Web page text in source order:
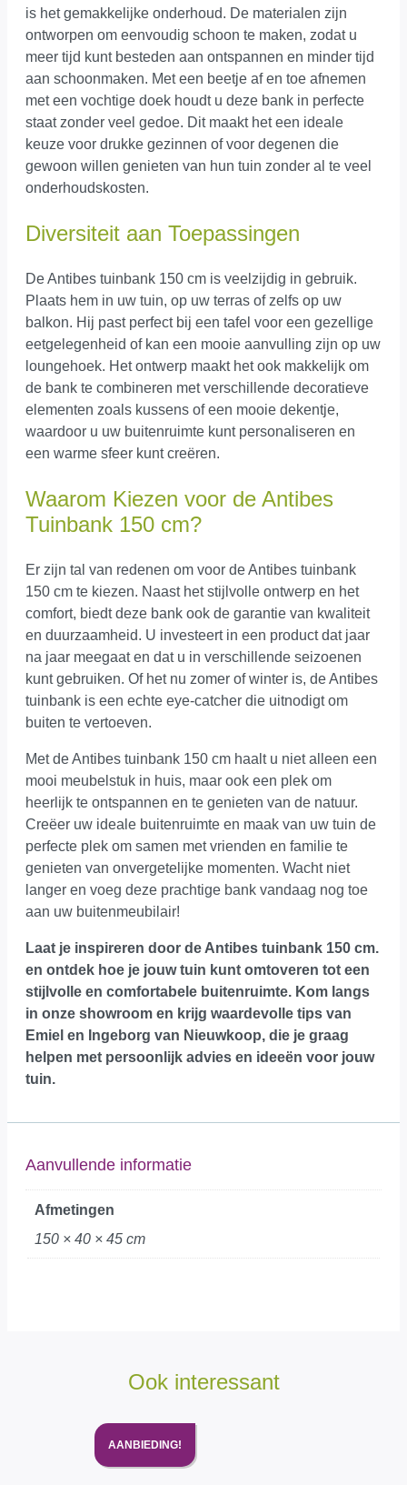
is het gemakkelijke onderhoud. De materialen zijn
ontworpen om eenvoudig schoon te maken, zodat u
meer tijd kunt besteden aan ontspannen en minder tijd
aan schoonmaken. Met een beetje af en toe afnemen
met een vochtige doek houdt u deze bank in perfecte
staat zonder veel gedoe. Dit maakt het een ideale
keuze voor drukke gezinnen of voor degenen die
gewoon willen genieten van hun tuin zonder al te veel
onderhoudskosten.
Diversiteit aan Toepassingen
De Antibes tuinbank 150 cm is veelzijdig in gebruik.
Plaats hem in uw tuin, op uw terras of zelfs op uw
balkon. Hij past perfect bij een tafel voor een gezellige
eetgelegenheid of kan een mooie aanvulling zijn op uw
loungehoek. Het ontwerp maakt het ook makkelijk om
de bank te combineren met verschillende decoratieve
elementen zoals kussens of een mooie dekentje,
waardoor u uw buitenruimte kunt personaliseren en
een warme sfeer kunt creëren.
Waarom Kiezen voor de Antibes
Tuinbank 150 cm?
Er zijn tal van redenen om voor de Antibes tuinbank
150 cm te kiezen. Naast het stijlvolle ontwerp en het
comfort, biedt deze bank ook de garantie van kwaliteit
en duurzaamheid. U investeert in een product dat jaar
na jaar meegaat en dat u in verschillende seizoenen
kunt gebruiken. Of het nu zomer of winter is, de Antibes
tuinbank is een echte eye-catcher die uitnodigt om
buiten te vertoeven.
Met de Antibes tuinbank 150 cm haalt u niet alleen een
mooi meubelstuk in huis, maar ook een plek om
heerlijk te ontspannen en te genieten van de natuur.
Creëer uw ideale buitenruimte en maak van uw tuin de
perfecte plek om samen met vrienden en familie te
genieten van onvergetelijke momenten. Wacht niet
langer en voeg deze prachtige bank vandaag nog toe
aan uw buitenmeubilair!
Laat je inspireren door de Antibes tuinbank 150 cm.
en ontdek hoe je jouw tuin kunt omtoveren tot een
stijlvolle en comfortabele buitenruimte. Kom langs
in onze showroom en krijg waardevolle tips van
Emiel en Ingeborg van Nieuwkoop, die je graag
helpen met persoonlijk advies en ideeën voor jouw
tuin.
Aanvullende informatie
Afmetingen
150 × 40 × 45 cm
Ook interessant
AANBIEDING!